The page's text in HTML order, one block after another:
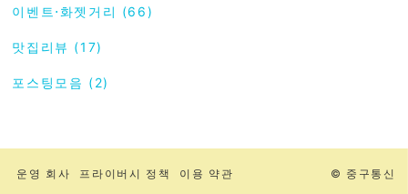
이벤트⋅화젯거리 (66)
맛집리뷰 (17)
포스팅모음 (2)
운영 회사 프라이버시 정책 이용 약관 © 중구통신